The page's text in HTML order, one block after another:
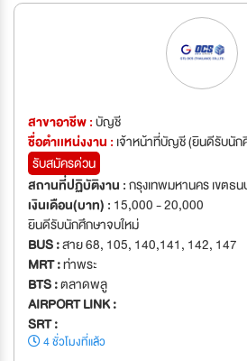
สาขาอาชีพ :บัญชี
ชื่อตำเเหน่งงาน : เจ้าหน้าที่บัญชี (ยินดีรับนัก
รับสมัครด่วน
สถานที่ปฏิบัติงาน :กรุงเทพมหานคร เขตธ
เงินเดือน(บาท) : 15,000 - 20,000
ยินดีรับนักศึกษาจบใหม่
BUS :สาย 68, 105, 140,141, 142, 147
MRT :ท่าพระ
BTS :ตลาดพลู
AIRPORT LINK :
SRT :
4 ชั่วโมงที่แล้ว